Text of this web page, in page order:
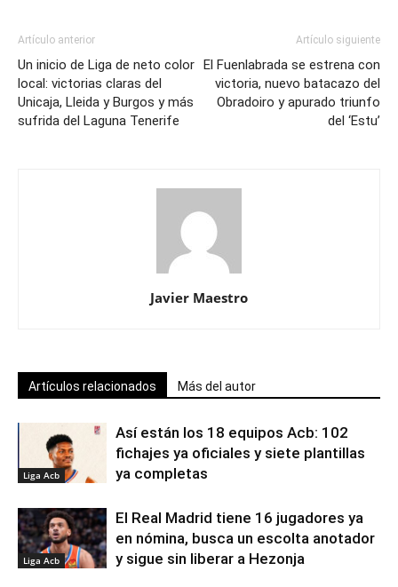
Artículo anterior
Un inicio de Liga de neto color
local: victorias claras del
Unicaja, Lleida y Burgos y más
sufrida del Laguna Tenerife
Artículo siguiente
El Fuenlabrada se estrena con
victoria, nuevo batacazo del
Obradoiro y apurado triunfo
del ‘Estu’
Javier Maestro
Artículos relacionados Más del autor
Liga Acb
Así están los 18 equipos Acb: 102
fichajes ya oficiales y siete plantillas
ya completas
Liga Acb
El Real Madrid tiene 16 jugadores ya
en nómina, busca un escolta anotador
y sigue sin liberar a Hezonja